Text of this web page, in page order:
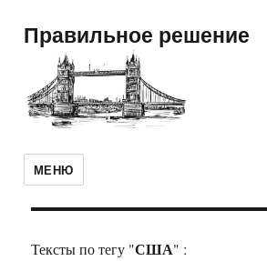
Правильное решение
МЕНЮ
Тексты по тегу "США" :